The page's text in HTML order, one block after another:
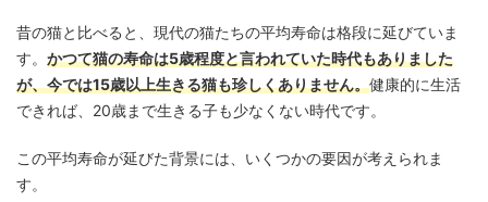
昔の猫と比べると、現代の猫たちの平均寿命は格段に延びていま
す。 かつて猫の寿命は5歳程度と言われていた時代もありました
が、今では15歳以上生きる猫も珍しくありません。健康的に生活
できれば、20歳まで生きる子も少なくない時代です。
この平均寿命が延びた背景には、いくつかの要因が考えられま
す。